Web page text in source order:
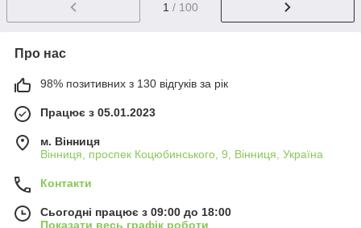
1 / 100
Про нас
98% позитивних з 130 відгуків за рік
Працює з 05.01.2023
м. Вінниця
Вінниця, проспек Коцюбинського, 9, Вінниця, Україна
Контакти
Сьогодні працює з 09:00 до 18:00
Показати весь графік роботи